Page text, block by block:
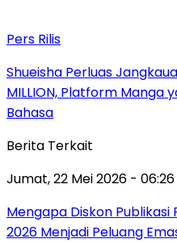
Pers Rilis
Shueisha Perluas
MILLION, Platform Manga
Bahasa
Berita Terkait
Jumat, 22 Mei 2026 - 06:26
Mengapa Diskon Publikasi
2026 Menjadi Peluang